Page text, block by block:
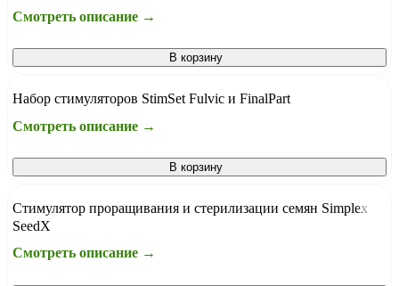
Смотреть описание →
В корзину
Набор стимуляторов StimSet Fulvic и FinalPart
Смотреть описание →
В корзину
Стимулятор проращивания и стерилизации семян Simplex
SeedX
Смотреть описание →